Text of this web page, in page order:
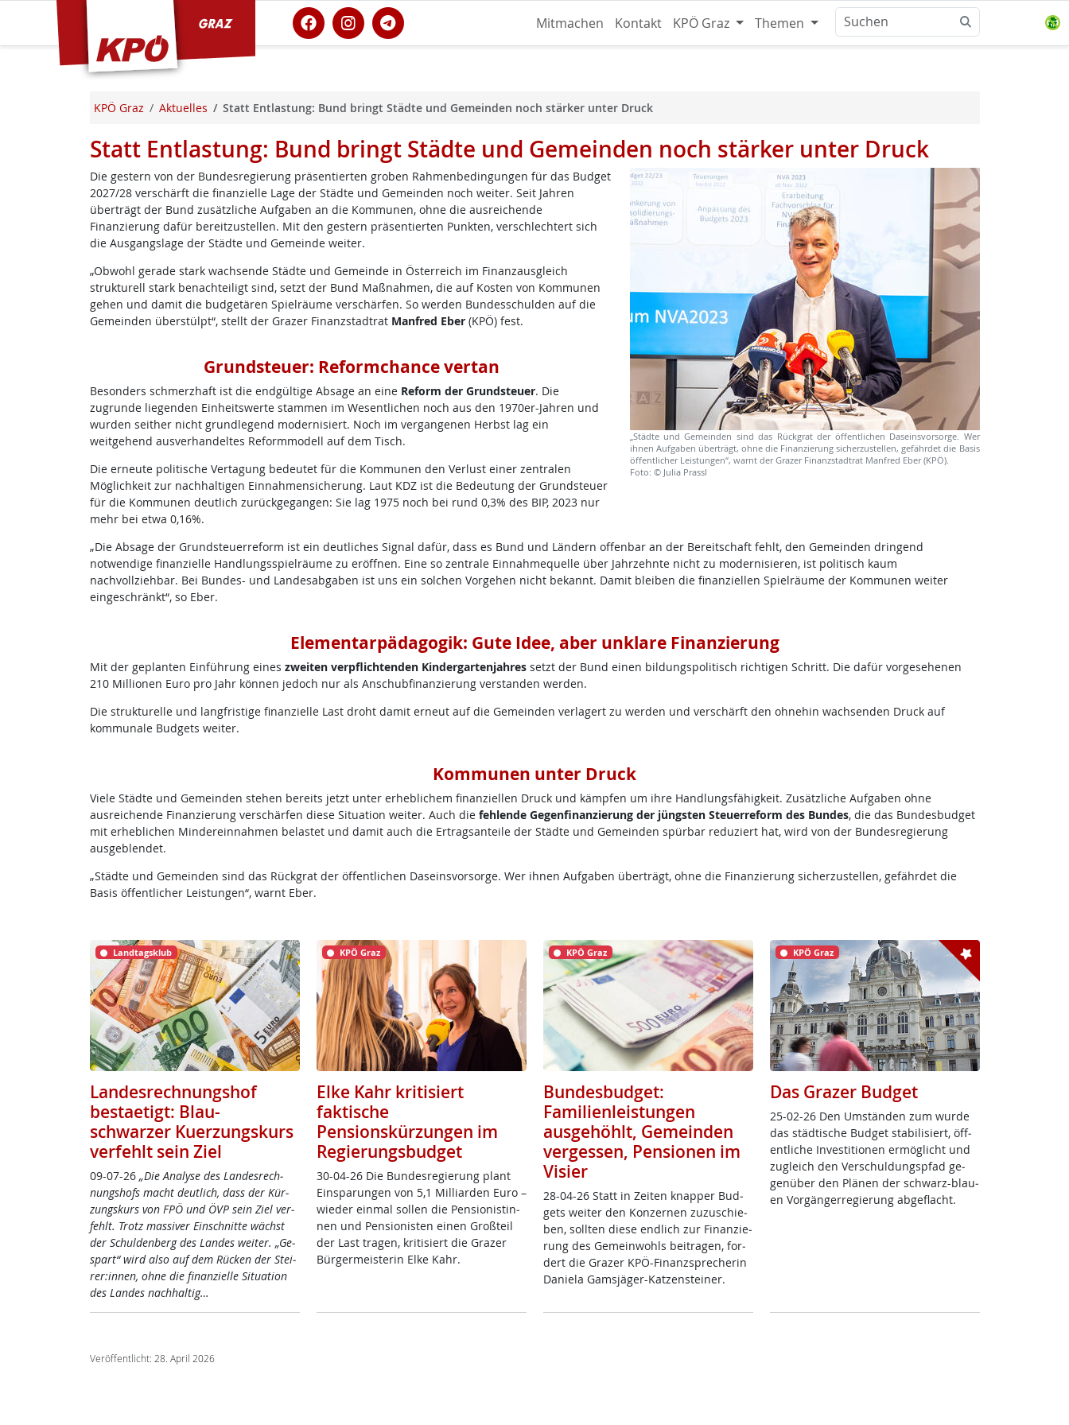
Mitmachen Kontakt KPÖ Graz Themen
KPÖ Graz Aktuelles Statt Entlastung: Bund bringt Städte und Gemeinden noch stärker unter Druck
Statt Entlastung: Bund bringt Städte und Gemeinden noch stärker unter Druck
„Städte und Gemeinden sind das Rückgrat der öffentlichen Daseinsvorsorge. Wer
ihnen Aufgaben überträgt, ohne die Finanzierung sicherzustellen, gefährdet die Basis
öffentlicher Leistungen“, warnt der Grazer Finanzstadtrat Manfred Eber (KPÖ).
Foto: © Julia Prassl
Die gestern von der Bundesregierung präsentierten groben Rahmenbedingungen für das Budget
2027/28 verschärft die finanzielle Lage der Städte und Gemeinden noch weiter. Seit Jahren
überträgt der Bund zusätzliche Aufgaben an die Kommunen, ohne die ausreichende
Finanzierung dafür bereitzustellen. Mit den gestern präsentierten Punkten, verschlechtert sich
die Ausgangslage der Städte und Gemeinde weiter.
„Obwohl gerade stark wachsende Städte und Gemeinde in Österreich im Finanzausgleich
strukturell stark benachteiligt sind, setzt der Bund Maßnahmen, die auf Kosten von Kommunen
gehen und damit die budgetären Spielräume verschärfen. So werden Bundesschulden auf die
Gemeinden überstülpt“, stellt der Grazer Finanzstadtrat Manfred Eber(KPÖ) fest.
Grundsteuer: Reformchance vertan
Besonders schmerzhaft ist die endgültige Absage an eine Reform der Grundsteuer. Die
zugrunde liegenden Einheitswerte stammen im Wesentlichen noch aus den 1970er-Jahren und
wurden seither nicht grundlegend modernisiert. Noch im vergangenen Herbst lag ein
weitgehend ausverhandeltes Reformmodell auf dem Tisch.
Die erneute politische Vertagung bedeutet für die Kommunen den Verlust einer zentralen
Möglichkeit zur nachhaltigen Einnahmensicherung. Laut KDZ ist die Bedeutung der Grundsteuer
für die Kommunen deutlich zurückgegangen: Sie lag 1975 noch bei rund 0,3% des BIP, 2023 nur
mehr bei etwa 0,16%.
„Die Absage der Grundsteuerreform ist ein deutliches Signal dafür, dass es Bund und Ländern offenbar an der Bereitschaft fehlt, den Gemeinden dringend
notwendige finanzielle Handlungsspielräume zu eröffnen. Eine so zentrale Einnahmequelle über Jahrzehnte nicht zu modernisieren, ist politisch kaum
nachvollziehbar. Bei Bundes- und Landesabgaben ist uns ein solchen Vorgehen nicht bekannt. Damit bleiben die finanziellen Spielräume der Kommunen weiter
eingeschränkt“, so Eber.
Elementarpädagogik: Gute Idee, aber unklare Finanzierung
Mit der geplanten Einführung eines zweiten verpflichtenden Kindergartenjahressetzt der Bund einen bildungspolitisch richtigen Schritt. Die dafür vorgesehenen
210 Millionen Euro pro Jahr können jedoch nur als Anschubfinanzierung verstanden werden.
Die strukturelle und langfristige finanzielle Last droht damit erneut auf die Gemeinden verlagert zu werden und verschärft den ohnehin wachsenden Druck auf
kommunale Budgets weiter.
Kommunen unter Druck
Viele Städte und Gemeinden stehen bereits jetzt unter erheblichem finanziellen Druck und kämpfen um ihre Handlungsfähigkeit. Zusätzliche Aufgaben ohne
ausreichende Finanzierung verschärfen diese Situation weiter. Auch die fehlende Gegenfinanzierung der jüngsten Steuerreform des Bundes, die das Bundesbudget
mit erheblichen Mindereinnahmen belastet und damit auch die Ertragsanteile der Städte und Gemeinden spürbar reduziert hat, wird von der Bundesregierung
ausgeblendet.
„Städte und Gemeinden sind das Rückgrat der öffentlichen Daseinsvorsorge. Wer ihnen Aufgaben überträgt, ohne die Finanzierung sicherzustellen, gefährdet die
Basis öffentlicher Leistungen“, warnt Eber.
Landtagsklub
Landesrechnungshof
bestaetigt: Blau-
schwarzer Kuerzungskurs
verfehlt sein Ziel
09-07-26 „Die Ana­ly­se des Lan­des­rech­
nungs­hofs macht deut­lich, dass der Kür­
zungs­kurs von FPÖ und ÖVP sein Ziel ver­
fehlt. Trotz mas­si­ver Ein­schnit­te wächst
der Schul­den­berg des Lan­des wei­ter. „Ge­
spar­t“ wird al­so auf dem Rü­cken der Stei­
rer:in­nen, oh­ne die fi­nan­zi­el­le Si­tua­ti­on
des Lan­des nach­hal­tig…
KPÖ Graz
Elke Kahr kritisiert
faktische
Pensionskürzungen im
Regierungsbudget
30-04-26 Die Bun­des­re­gie­rung plant
Ein­spa­run­gen von 5,1 Mil­li­ar­den Eu­ro –
wie­der ein­mal sol­len die Pen­sio­nis­tin­
nen und Pen­sio­nis­ten ei­nen Groß­teil
der Last tra­gen, kri­ti­siert die Gra­zer
Bür­ger­meis­te­rin El­ke Kahr.
KPÖ Graz
Bundesbudget:
Familienleistungen
ausgehöhlt, Gemeinden
vergessen, Pensionen im
Visier
28-04-26 Statt in Zei­ten knap­per Bud­
gets wei­ter den Kon­zer­nen zu­zu­schie­
ben, soll­ten die­se end­lich zur Fi­nan­zie­
rung des Ge­mein­wohls bei­tra­gen, for­
dert die Gra­zer KPÖ-Fi­nanz­sp­re­che­rin
Da­nie­la Gams­jä­ger-Kat­zen­stei­ner.
KPÖ Graz
Das Grazer Budget
25-02-26 Den Um­stän­den zum wur­de
das städ­ti­sche Bud­get sta­bi­li­siert, öf­f­
ent­li­che In­ves­ti­tio­nen er­mög­licht und
zu­g­leich den Ver­schul­dungspfad ge­
gen­über den Plä­nen der schwarz-blau­
en Vor­gän­ger­re­gie­rung ab­ge­flacht.
Veröffentlicht: 28. April 2026